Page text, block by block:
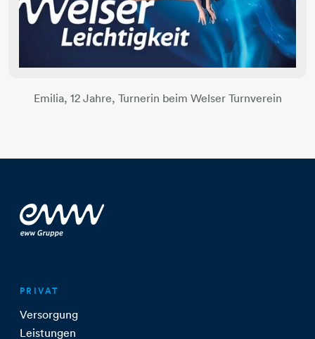
Emilia, 12 Jahre, Turnerin beim Welser Turnverein
PRIVAT
Versorgung
Leistungen